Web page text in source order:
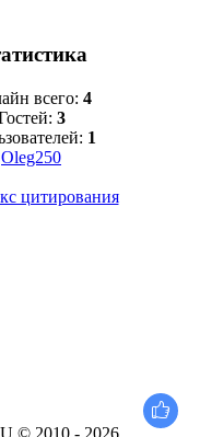
всего: 4
3
1
Oleg250
© 2010 - 2026